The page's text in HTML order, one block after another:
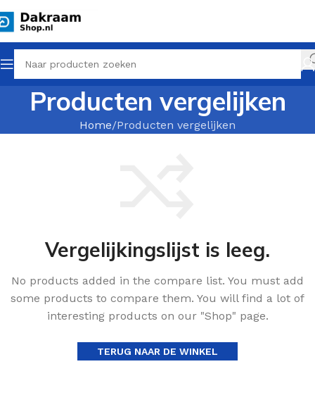
Producten vergelijken
Home Producten vergelijken
Vergelijkingslijst is leeg.
No products added in the compare list. You must add
some products to compare them. You will find a lot of
interesting products on our "Shop" page.
TERUG NAAR DE WINKEL